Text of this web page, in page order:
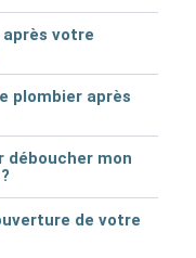
votre
plombier après
déboucher mon
de votre